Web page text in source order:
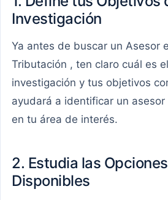
Investigación
Ya antes de buscar un Asesor
Tributación , ten claro cuál es
investigación y tus objetivos
ayudará a identificar un asesor
en tu área de interés.
2. Estudia las Opciones
Disponibles